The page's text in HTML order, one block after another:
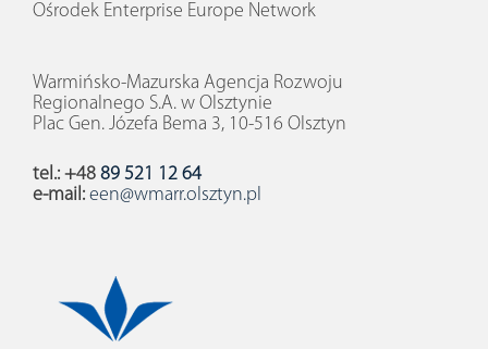
Ośrodek Enterprise Europe Network
Warmińsko-Mazurska Agencja Rozwoju
Regionalnego S.A. w Olsztynie
Plac Gen. Józefa Bema 3, 10-516 Olsztyn
tel.: +48 89 521 12 64
e-mail: een@wmarr.olsztyn.pl